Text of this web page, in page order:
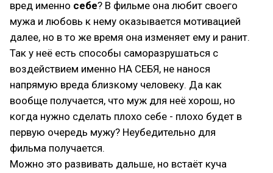
вред именно себе? В фильме она любит своего
мужа и любовь к нему оказывается мотивацией
далее, но в то же время она изменяет ему и ранит.
Так у неё есть способы саморазрушаться с
воздействием именно НА СЕБЯ, не нанося
напрямую вреда близкому человеку. Да как
вообще получается, что муж для неё хорош, но
когда нужно сделать плохо себе - плохо будет в
первую очередь мужу? Неубедительно для
фильма получается.
Можно это развивать дальше, но встаёт куча